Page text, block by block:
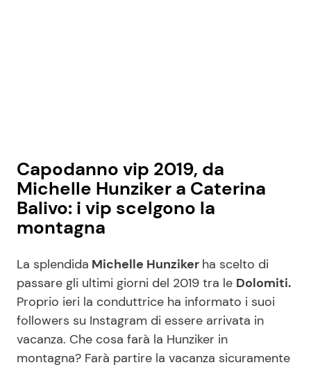
Capodanno vip 2019, da
Michelle Hunziker a Caterina
Balivo: i vip scelgono la
montagna
La splendida Michelle Hunziker ha scelto di
passare gli ultimi giorni del 2019 tra le Dolomiti.
Proprio ieri la conduttrice ha informato i suoi
followers su Instagram di essere arrivata in
vacanza. Che cosa farà la Hunziker in
montagna? Farà partire la vacanza sicuramente